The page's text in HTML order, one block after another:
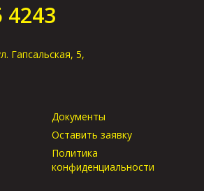
4243
Гапсальская, 5,
Документы
Оставить заявку
Политика
конфиденциальности